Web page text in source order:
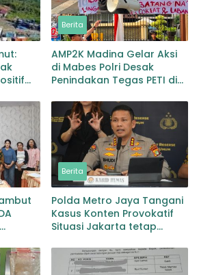
Berita
AMP2K Madina Gelar Aksi
di Mabes Polri Desak
Penindakan Tegas PETI di
Natal
Berita
Polda Metro Jaya Tangani
Kasus Konten Provokatif
Situasi Jakarta tetap